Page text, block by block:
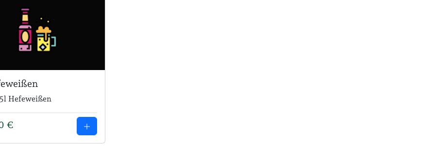
Hefeweißen
€